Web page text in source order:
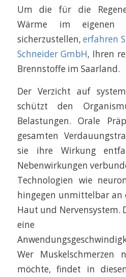
Um die für die
Wärme im eigenen
sicherzustellen,erfahren
Schneider GmbH, Ihren
Brennstoffe im Saarland.
Der Verzicht auf
schützt den
Belastungen. Orale
gesamten
sie ihre Wirkung
Nebenwirkungen
Technologien wie
hingegen unmittelbar an
Haut und Nervensystem.
eine
Wer Muskelschmerzen
möchte, findet in